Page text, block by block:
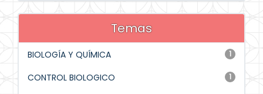
Temas
1
BIOLOGÍA Y QUÍMICA
1
CONTROL BIOLOGICO